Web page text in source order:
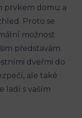
prvkem domu a
Proto se
možnost
představám.
dveřmi do
ale také
ladí s vaším